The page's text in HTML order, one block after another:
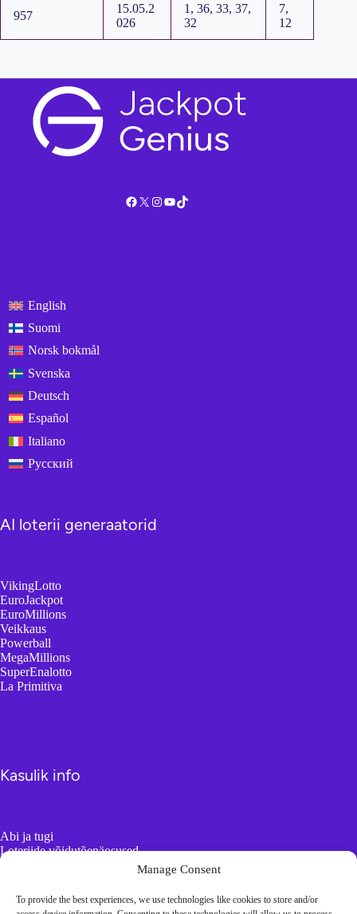
Manage Consent
To provide the best experiences, we use technologies like cookies to store and/or
957
15.05.2
026
1, 36, 33, 37,
32
7,
12
Facebook
X Instagram
YouTube
TikTok
English
Suomi
Norsk bokmål
Svenska
Deutsch
Español
Italiano
Русский
AI loterii generaatorid
VikingLotto
EuroJackpot
EuroMillions
Veikkaus
Powerball
MegaMillions
SuperEnalotto
La Primitiva
Kasulik info
Abi ja tugi
Loteriide võidutõenäosused
Kuidas valida võidunumbreid